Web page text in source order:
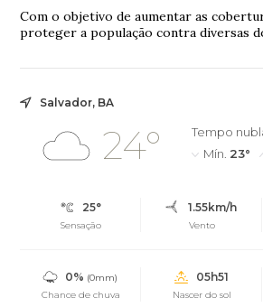
Com o objetivo de aumentar as
proteger a população contra diversas
Salvador, BA
24°
Tempo
Mín. 23°
25°
Sensação
1.55km/h
Vento
0% (0mm)
Chance de chuva
05h51
Nascer do sol